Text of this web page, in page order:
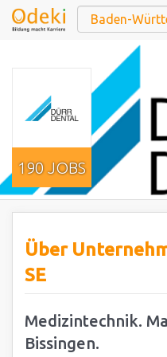
190 JOBS
Über
SE
Medizintechnik.
Bissingen.